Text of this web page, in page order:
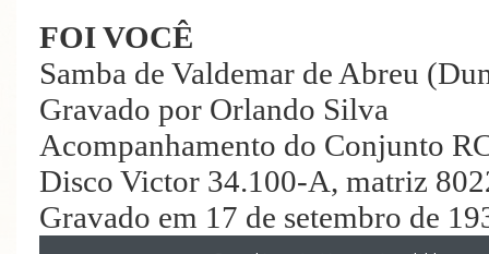
FOI VOCÊ
Samba de Valdemar de Abreu
Gravado por Orlando Silva
Acompanhamento do Conjunto
Disco Victor 34.100-A, matriz
Gravado em 17 de setembro de